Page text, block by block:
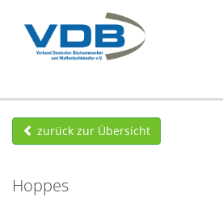
zurück zur Übersicht
Hoppes